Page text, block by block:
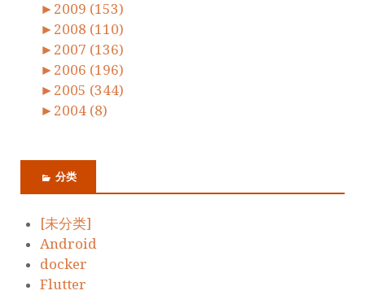
► 2009 (153)
► 2008 (110)
► 2007 (136)
► 2006 (196)
► 2005 (344)
► 2004 (8)
分类
[未分类]
Android
docker
Flutter